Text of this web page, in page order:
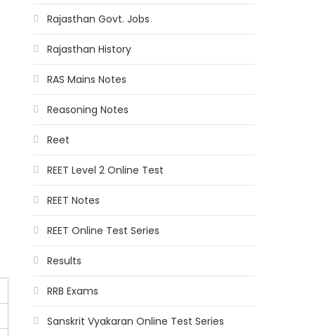
Rajasthan Govt. Jobs
Rajasthan History
RAS Mains Notes
Reasoning Notes
Reet
REET Level 2 Online Test
REET Notes
REET Online Test Series
Results
RRB Exams
Sanskrit Vyakaran Online Test Series